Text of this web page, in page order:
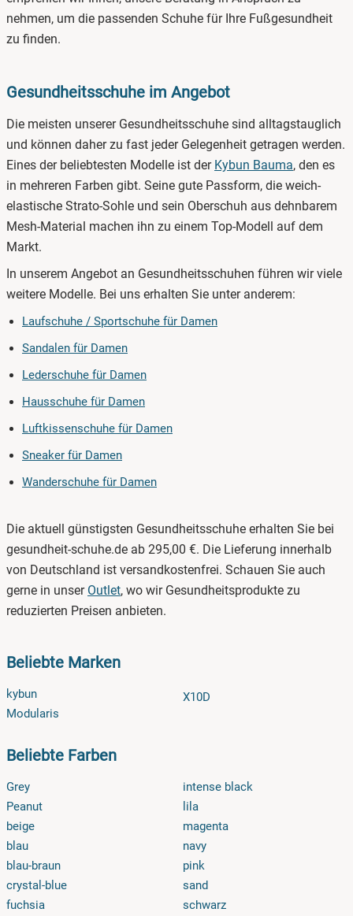
nehmen, um die passenden Schuhe für Ihre Fußgesundheit
zu finden.
Gesundheitsschuhe im Angebot
Die meisten unserer Gesundheitsschuhe sind alltagstauglich
und können daher zu fast jeder Gelegenheit getragen werden.
Eines der beliebtesten Modelle ist der Kybun Bauma, den es
in mehreren Farben gibt. Seine gute Passform, die weich-
elastische Strato-Sohle und sein Oberschuh aus dehnbarem
Mesh-Material machen ihn zu einem Top-Modell auf dem
Markt.
In unserem Angebot an Gesundheitsschuhen führen wir viele
weitere Modelle. Bei uns erhalten Sie unter anderem:
Laufschuhe / Sportschuhe für Damen
Sandalen für Damen
Lederschuhe für Damen
Hausschuhe für Damen
Luftkissenschuhe für Damen
Sneaker für Damen
Wanderschuhe für Damen
Die aktuell günstigsten Gesundheitsschuhe erhalten Sie bei
gesundheit-schuhe.de ab 295,00 €. Die Lieferung innerhalb
von Deutschland ist versandkostenfrei. Schauen Sie auch
gerne in unser Outlet, wo wir Gesundheitsprodukte zu
reduzierten Preisen anbieten.
Beliebte Marken
kybun
Modularis
X10D
Beliebte Farben
Grey
Peanut
beige
blau
blau-braun
crystal-blue
fuchsia
intense black
lila
magenta
navy
pink
sand
schwarz